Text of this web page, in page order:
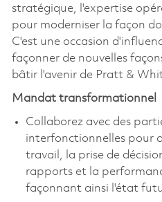
stratégique, l'expertise
pour moderniser la façon
C'est une occasion
façonner de nouvelles
bâtir l'avenir de Pratt &
Mandat transformationnel
Collaborez avec des
interfonctionnelles pour
travail, la prise de
rapports et la
façonnant ainsi l'état